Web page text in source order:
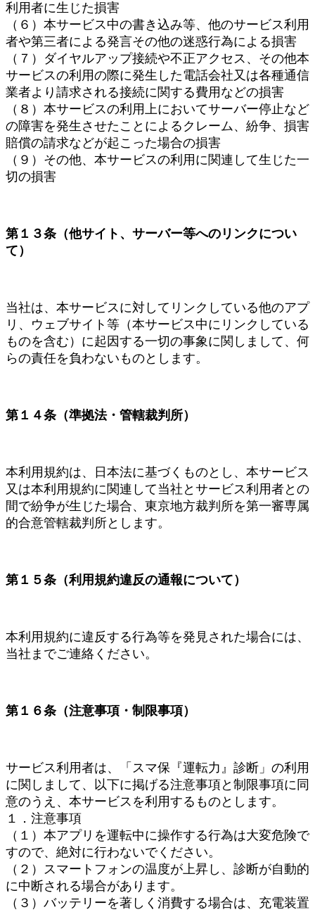
利用者に生じた損害
（６）本サービス中の書き込み等、他のサービス利用
者や第三者による発言その他の迷惑行為による損害
（７）ダイヤルアップ接続や不正アクセス、その他本
サービスの利用の際に発生した電話会社又は各種通信
業者より請求される接続に関する費用などの損害
（８）本サービスの利用上においてサーバー停止など
の障害を発生させたことによるクレーム、紛争、損害
賠償の請求などが起こった場合の損害
（９）その他、本サービスの利用に関連して生じた一
切の損害
第１３条（他サイト、サーバー等へのリンクについ
て）
当社は、本サービスに対してリンクしている他のアプ
リ、ウェブサイト等（本サービス中にリンクしている
ものを含む）に起因する一切の事象に関しまして、何
らの責任を負わないものとします。
第１４条（準拠法・管轄裁判所）
本利用規約は、日本法に基づくものとし、本サービス
又は本利用規約に関連して当社とサービス利用者との
間で紛争が生じた場合、東京地方裁判所を第一審専属
的合意管轄裁判所とします。
第１５条（利用規約違反の通報について）
本利用規約に違反する行為等を発見された場合には、
当社までご連絡ください。
第１６条（注意事項・制限事項）
サービス利用者は、「スマ保『運転力』診断」の利用
に関しまして、以下に掲げる注意事項と制限事項に同
意のうえ、本サービスを利用するものとします。
１．注意事項
（１）本アプリを運転中に操作する行為は大変危険で
すので、絶対に行わないでください。
（２）スマートフォンの温度が上昇し、診断が自動的
に中断される場合があります。
（３）バッテリーを著しく消費する場合は、充電装置